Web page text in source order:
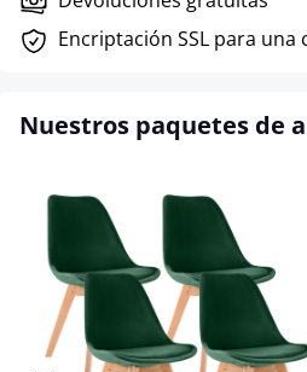
Encriptación SSL para una
Nuestros paquetes de